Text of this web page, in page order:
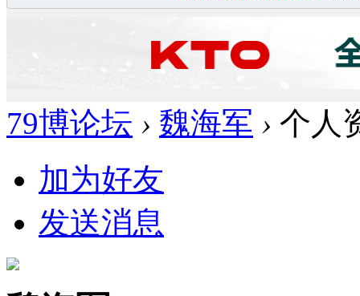
79博论坛 › 魏海军 › 个人
加为好友
发送消息